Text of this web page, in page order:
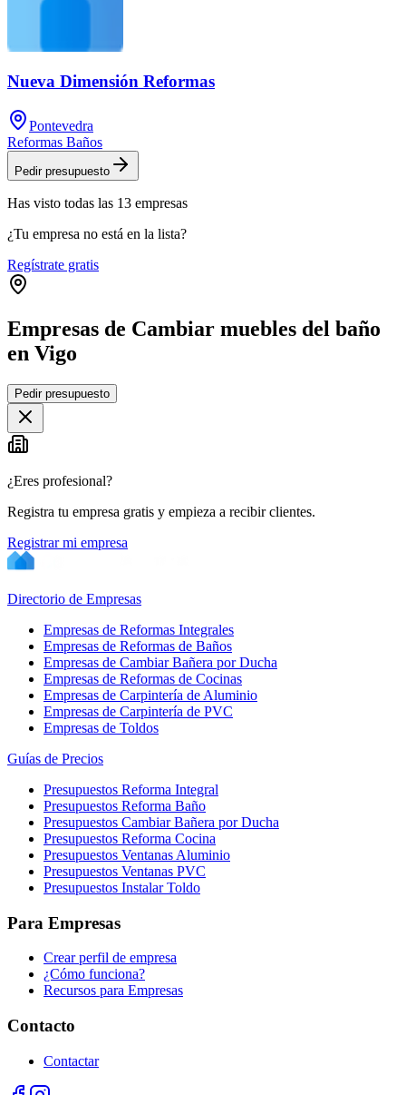
Nueva Dimensión Reformas
Pontevedra
Reformas Baños
Pedir presupuesto
Has visto todas las 13 empresas
¿Tu empresa no está en la lista?
Regístrate gratis
Empresas de Cambiar muebles del baño
en Vigo
+
−
Pedir presupuesto
¿Eres profesional?
Registra tu empresa gratis y empieza a recibir clientes.
Registrar mi empresa
Directorio de Empresas
Empresas de Reformas Integrales
Empresas de Reformas de Baños
Empresas de Cambiar Bañera por Ducha
Empresas de Reformas de Cocinas
Empresas de Carpintería de Aluminio
Empresas de Carpintería de PVC
Empresas de Toldos
Guías de Precios
Presupuestos Reforma Integral
Presupuestos Reforma Baño
Presupuestos Cambiar Bañera por Ducha
Presupuestos Reforma Cocina
Presupuestos Ventanas Aluminio
Presupuestos Ventanas PVC
Presupuestos Instalar Toldo
Para Empresas
Crear perfil de empresa
¿Cómo funciona?
Recursos para Empresas
Contacto
Contactar